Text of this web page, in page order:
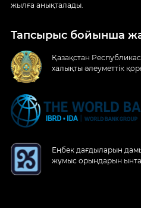
жылға анықталады.
Тапсырыс бойынша
Қазақстан
халықты әлеуметтік
Еңбек дағдыларын
жұмыс орындарын